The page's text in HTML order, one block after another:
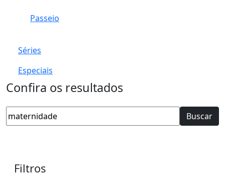
Passeio
Séries
Especiais
Confira os resultados
Filtros